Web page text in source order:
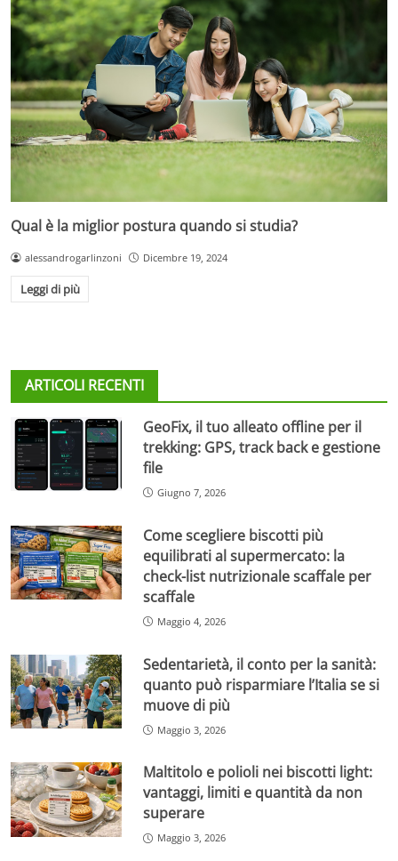
Qual è la miglior postura quando si studia?
alessandrogarlinzoni Dicembre 19, 2024
Leggi di più
ARTICOLI RECENTI
GeoFix, il tuo alleato offline per il
trekking: GPS, track back e gestione
file
Giugno 7, 2026
Come scegliere biscotti più
equilibrati al supermercato: la
check-list nutrizionale scaffale per
scaffale
Maggio 4, 2026
Sedentarietà, il conto per la sanità:
quanto può risparmiare l’Italia se si
muove di più
Maggio 3, 2026
Maltitolo e polioli nei biscotti light:
vantaggi, limiti e quantità da non
superare
Maggio 3, 2026